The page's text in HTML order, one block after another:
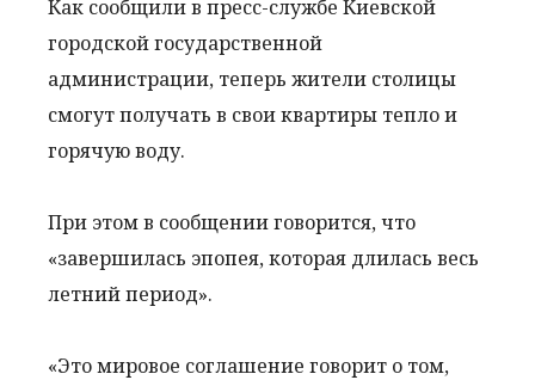
Как сообщили в пресс-службе Киевской
городской государственной
администрации, теперь жители столицы
смогут получать в свои квартиры тепло и
горячую воду.
При этом в сообщении говорится, что
«завершилась эпопея, которая длилась весь
летний период».
«Это мировое соглашение говорит о том,